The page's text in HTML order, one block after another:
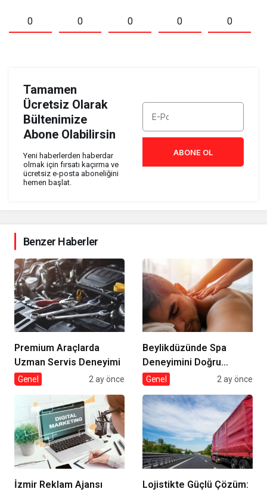
0 0 0 0 0
Tamamen
Ücretsiz Olarak
Bültenimize
Abone Olabilirsin
Yeni haberlerden haberdar
olmak için fırsatı kaçırma ve
ücretsiz e-posta aboneliğini
hemen başlat.
ABONE OL
Benzer Haberler
Premium Araçlarda
Uzman Servis Deneyimi
Genel 2 ay önce
Beylikdüzünde Spa
Deneyimini Doğru
Seçmek
Genel 2 ay önce
İzmir Reklam Ajansı
Lojistikte Güçlü Çözüm: